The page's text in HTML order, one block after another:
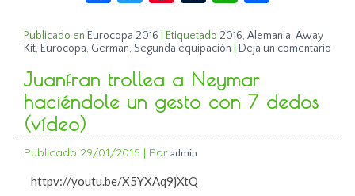
Publicado en Eurocopa 2016 Etiquetado 2016,Alemania,Away
Kit, Eurocopa, German, Segunda equipación Deja un comentario
Juanfran trollea a Neymar
haciéndole un gesto con 7 dedos
(vídeo)
Publicado 29/01/2015 | Por admin
httpv://youtu.be/X5YXAq9jXtQ